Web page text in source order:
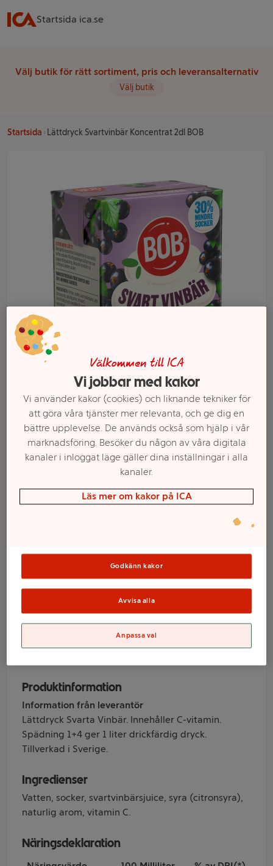
Startsida ica.se
Välj butik för rätt sortiment, pris och leveransalternativ
Välj butik
Startsida Lättdryck Svartvinbär Koncentrat 2dl BOB
Lättdryck
Koncentrat 2dl
BOB
Produktinformation
Information från leverantör
Lättdryck Svarta Vinbär. Innehåller C-vitamin.
Spädning 1+4 ger 1 liter drickfärdig dryck.
Tillverkad i Sverige.
Ingredienser
Vatten, socker, svartvinbärsjuice, syra (citronsyra),
naturlig arom, vitamin C.
Näringsdeklaration
Välj butik och handla
Sortimentet kan variera mellan butikerna
Välkommen till ICA
Vi jobbar med kakor
Vi använder kakor (cookies) och liknande tekniker för
att göra våra tjänster mer relevanta, och ge dig en
bättre upplevelse. De används också som hjälp i vår
marknadsföring. Besöker du någon av våra digitala
kanaler i inloggat läge gäller dina inställningar i alla
kanaler.
Läs mer om kakor på ICA
Godkänn kakor
Avvisa alla
Anpassa val